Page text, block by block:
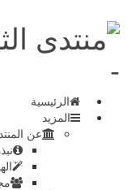
-
الرئيسية
المزيد
عن